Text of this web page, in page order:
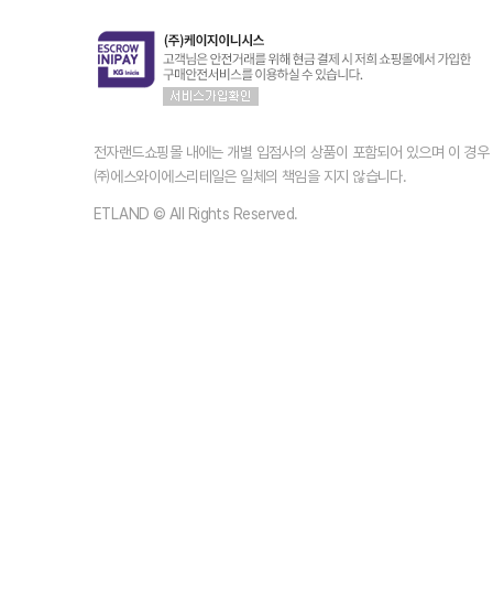
전자랜드쇼핑몰 내에는 개별 입점사의 상품이 포함되어 있으며 이 경
㈜에스와이에스리테일은 일체의 책임을 지지 않습니다.
ETLAND © All Rights Reserved.